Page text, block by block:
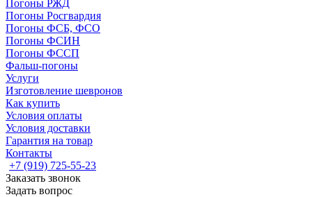
Погоны РЖД
Погоны Росгвардия
Погоны ФСБ, ФСО
Погоны ФСИН
Погоны ФССП
Фальш-погоны
Услуги
Изготовление шевронов
Как купить
Условия оплаты
Условия доставки
Гарантия на товар
Контакты
+7 (919) 725-55-23
Заказать звонок
Задать вопрос